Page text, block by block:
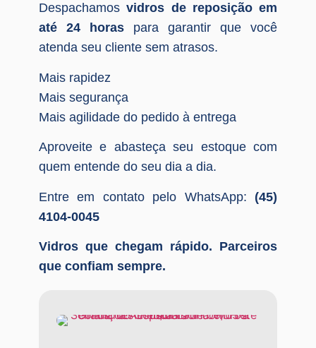
Despachamosvidros de reposição em
até 24 horaspara garantir que você
atenda seu cliente sem atrasos.
Mais rapidez
Mais segurança
Mais agilidade do pedido à entrega
Aproveite e abasteça seu estoque com
quem entende do seu dia a dia.
Entre em contato pelo WhatsApp: (45)
4104-0045
Vidros que chegam rápido. Parceiros
que confiam sempre.